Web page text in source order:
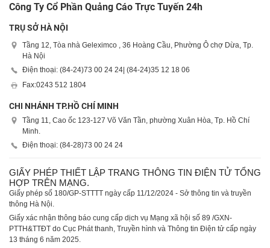
Công Ty Cổ Phần Quảng Cáo Trực Tuyến 24h
TRỤ SỞ HÀ NỘI
Tầng 12, Tòa nhà Geleximco , 36 Hoàng Cầu, Phường Ô chợ Dừa, Tp.
Hà Nội
Điện thoại: (84-24)73 00 24 24 | (84-24)35 12 18 06
Fax:0243 512 1804
CHI NHÁNH TP.HỒ CHÍ MINH
Tầng 11, Cao ốc 123-127 Võ Văn Tần, phường Xuân Hòa, Tp. Hồ Chí
Minh.
Điện thoại: (84-28)73 00 24 24
GIẤY PHÉP THIẾT LẬP TRANG THÔNG TIN ĐIỆN TỬ TỔNG
HỢP TRÊN MẠNG.
Giấy phép số 180/GP-STTTT ngày cấp 11/12/2024 - Sở thông tin và truyền
thông Hà Nội.
Giấy xác nhận thông báo cung cấp dịch vụ Mạng xã hội số 89 /GXN-
PTTH&TTĐT do Cục Phát thanh, Truyền hình và Thông tin Điện tử cấp ngày
13 tháng 6 năm 2025.